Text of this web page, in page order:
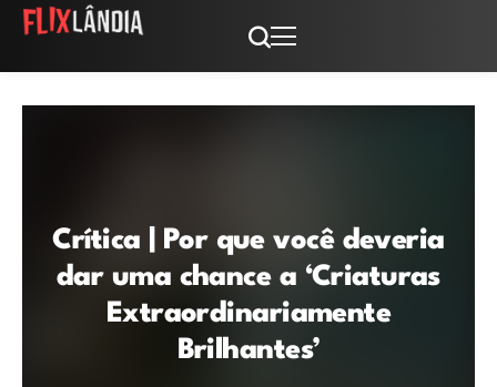
Crítica | Por que você deveria
dar uma chance a ‘Criaturas
Extraordinariamente
Brilhantes’